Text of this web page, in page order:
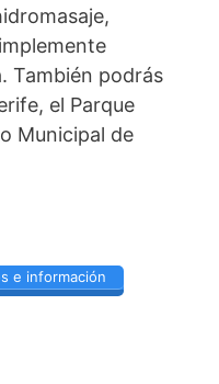
También podrás
el Parque
Municipal de
e información